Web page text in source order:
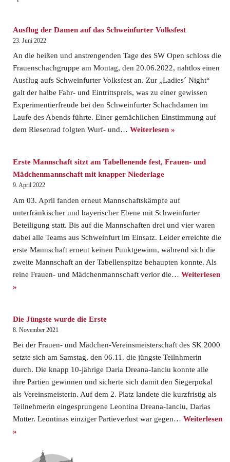
Ausflug der Damen auf das Schweinfurter Volksfest
23. Juni 2022
An die heißen und anstrengenden Tage des SW Open schloss die
Frauenschachgruppe am Montag, den 20.06.2022, nahtlos einen
Ausflug aufs Schweinfurter Volksfest an. Zur „Ladies´ Night“
galt der halbe Fahr- und Eintrittspreis, was zu einer gewissen
Experimentierfreude bei den Schweinfurter Schachdamen im
Laufe des Abends führte. Einer gemächlichen Einstimmung auf
dem Riesenrad folgten Wurf- und… Weiterlesen »
Erste Mannschaft sitzt am Tabellenende fest, Frauen- und
Mädchenmannschaft mit knapper Niederlage
9. April 2022
Am 03. April fanden erneut Mannschaftskämpfe auf
unterfränkischer und bayerischer Ebene mit Schweinfurter
Beteiligung statt. Bis auf die Mannschaften drei und vier waren
dabei alle Teams aus Schweinfurt im Einsatz. Leider erreichte die
erste Mannschaft erneut keinen Punktgewinn, während sich die
zweite Mannschaft an der Tabellenspitze behaupten konnte. Als
reine Frauen- und Mädchenmannschaft verlor die… Weiterlesen
»
Die Jüngste wurde die Erste
8. November 2021
Bei der Frauen- und Mädchen-Vereinsmeisterschaft des SK 2000
setzte sich am Samstag, den 06.11. die jüngste Teilnhmerin
durch. Die knapp 10-jährige Daria Dreana-Ianciu konnte alle
ihre Partien gewinnen und sicherte sich damit den Siegerpokal
als Vereinsmeisterin. Auf dem 2. Platz landete die kurzfristig als
Teilnehmerin eingesprungene Leontina Dreana-Ianciu, Darias
Mutter. Leontinas einziger Partieverlust war gegen… Weiterlesen
»